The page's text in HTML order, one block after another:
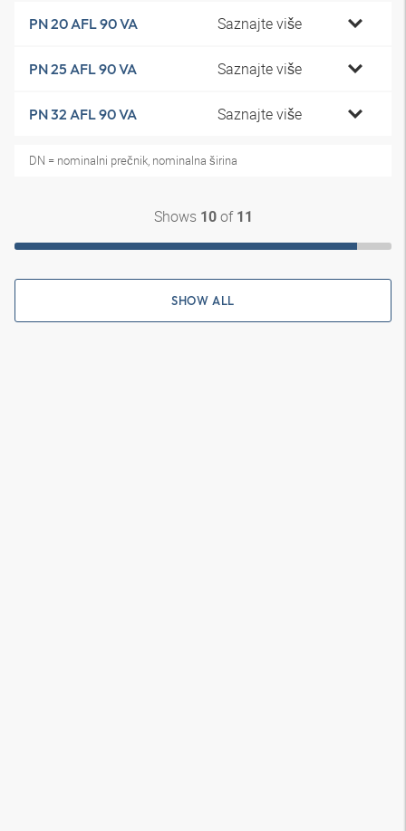
PN 20 AFL 90 VA Saznajte više
PN 25 AFL 90 VA Saznajte više
PN 32 AFL 90 VA Saznajte više
DN = nominalni prečnik, nominalna širina
Shows 10of 11
SHOW ALL